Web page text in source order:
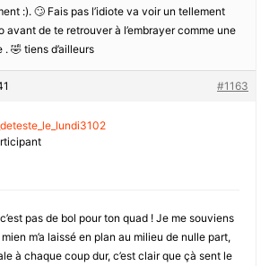
:). 🙄 Fais pas l’idiote va voir un tellement
avant de te retrouver à l’embrayer comme une
🤣 tiens d’ailleurs
#1163
pas de bol pour ton quad ! Je me souviens
m’a laissé en plan au milieu de nulle part,
à chaque coup dur, c’est clair que çà sent le